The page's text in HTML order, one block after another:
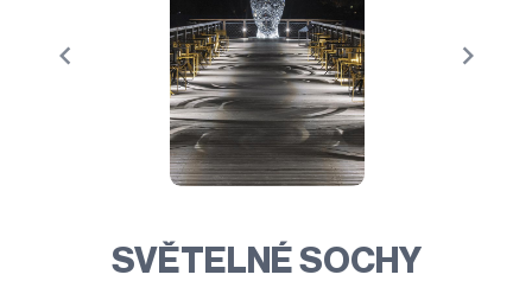
SVĚTELNÉ SOCHY